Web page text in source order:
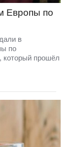
Европы по
в
по
который прошёл